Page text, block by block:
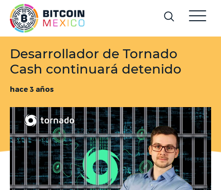
Desarrollador de Tornado
Cash continuará detenido
hace 3 años